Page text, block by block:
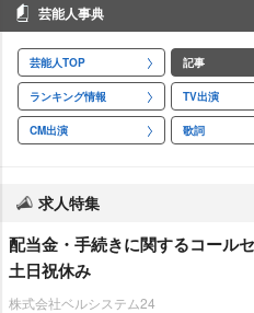
芸能人事典
芸能人TOP 記事
ランキング情報 TV出演
CM出演 歌詞
求人特集
配当金・手続きに関するコール
土日祝休み
株式会社ベルシステム24